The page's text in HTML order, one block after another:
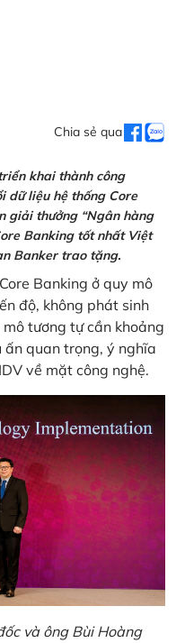
Chia sẻ qua
khai thành công
dữ liệu hệ thống Core
giải thưởng “Ngân hàng
Banking tốt nhất Việt
Banker trao tặng.
Banking ở quy mô
độ, không phát sinh
tương tự cần khoảng
ấn quan trọng, ý nghĩa
về mặt công nghệ.
và ông Bùi Hoàng